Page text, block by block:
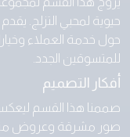
حيوية لمحبي التزلج.
حول خدمة العملاء
للمتسوقين الجدد.
أفكار التصميم
صممنا هذا القسم ليعكس
صور مشرقة وعروض